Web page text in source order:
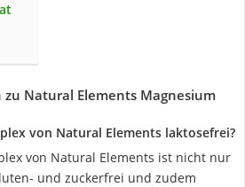
Natural Elements Magnesium
von Natural Elements laktosefrei?
von Natural Elements ist nicht nur
und zuckerfrei und zudem